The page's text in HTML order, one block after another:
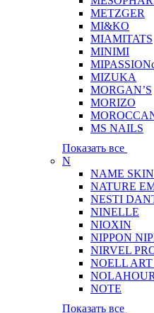
METZGER
MI&KO
MIAMITATS
MINIMI
MIZUKA
MORGAN’S
MORIZO
MS NAILS
Показать все
N
NAME
NATURE
NESTI
NINELLE
NIOXIN
NIPPON
NIRVEL
NOELL ART
NOLAHOUR
NOTE
Показать все